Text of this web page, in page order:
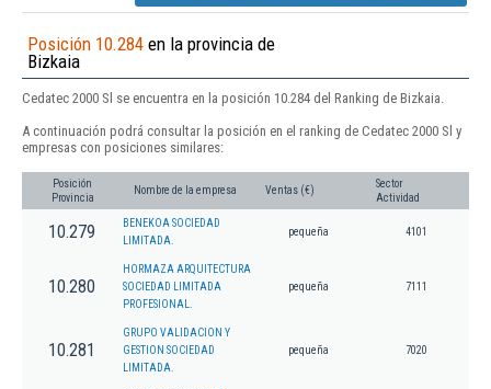
Posición 10.284 en la provincia de
Bizkaia
Cedatec 2000 Sl se encuentra en la posición 10.284 del Ranking de Bizkaia.
A continuación podrá consultar la posición en el ranking de Cedatec 2000 Sl y
empresas con posiciones similares:
Posición
Provincia
Nombre de la empresa Ventas (€)
Sector
Actividad
10.279
BENEKOA SOCIEDAD
LIMITADA.
pequeña 4101
10.280
HORMAZA ARQUITECTURA
SOCIEDAD LIMITADA
PROFESIONAL.
pequeña 7111
10.281
GRUPO VALIDACION Y
GESTION SOCIEDAD
LIMITADA.
pequeña 7020